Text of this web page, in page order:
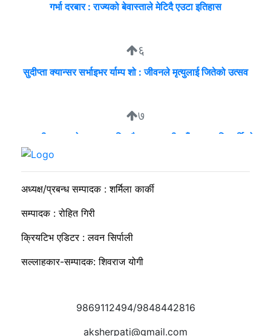
गर्भा दरबार : राज्यको बेवास्ताले मेटिदै एउटा इतिहास
६
सुदीप्ता क्यान्सर सर्भाइभर र्याम्प शो : जीवनले मृत्युलाई जितेको उत्सव
७
व्यवसायी मुन्दडाको घरमा एकाबिहानै खानतलासी, पाँच घन्टापछि फर्कियो
अध्यक्ष/प्रबन्ध सम्पादक : शर्मिला कार्की
सम्पादक : रोहित गिरी
क्रियटिभ एडिटर : लवन सिर्पाली
सल्लाहकार-सम्पादक: शिवराज योगी
9869112494/9848442816
aksherpati@gmail.com